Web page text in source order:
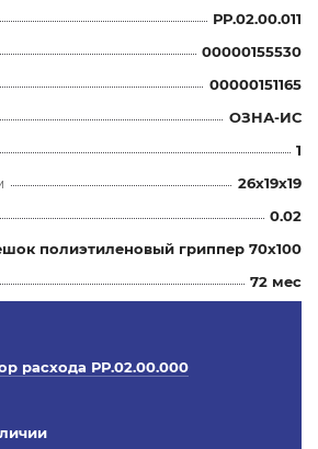
РР.02.00.011
00000155530
00000151165
ОЗНА-ИС
1
26x19x19
0.02
полиэтиленовый гриппер 70х100
72 мес
расхода РР.02.00.000